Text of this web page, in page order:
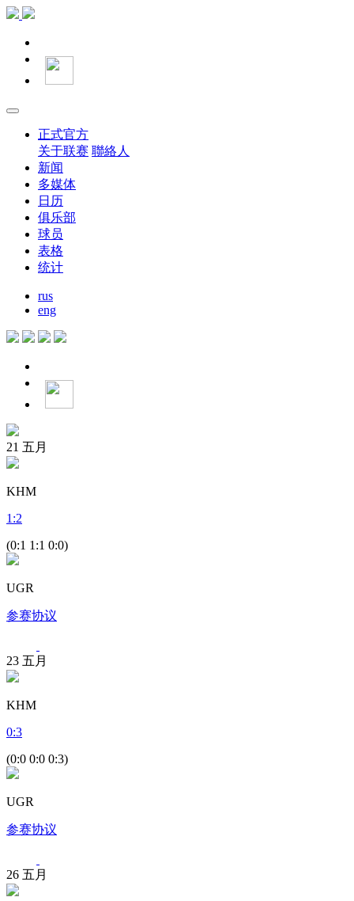
正式官方
关于联赛 聯絡人
新闻
多媒体
日历
俱乐部
球员
表格
统计
rus
eng
21 五月
KHM
1 :2
(0:1 1:1 0:0)
UGR
参赛协议
23 五月
KHM
0:3
(0:0 0:0 0:3)
UGR
参赛协议
26 五月